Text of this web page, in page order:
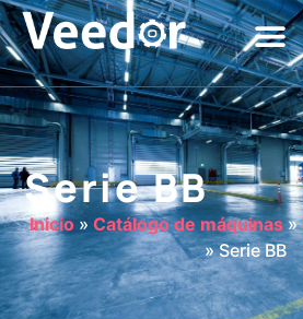
Serie BB
Inicio» Catálogo de máquinas»
»Serie BB